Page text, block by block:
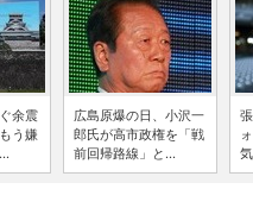
余震
う嫌
広島原爆の日、小沢一
郎氏が高市政権を「戦
前回帰路線」と...